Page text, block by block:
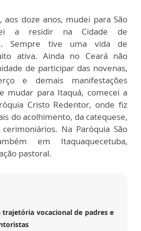
aos doze anos, mudei para São
a residir na Cidade de
Sempre tive uma vida de
ativa. Ainda no Ceará não
de participar das novenas,
e demais manifestações
mudar para Itaquá, comecei a
Cristo Redentor, onde fiz
do acolhimento, da catequese,
Na Paróquia São
em Itaquaquecetuba,
pastoral.
trajetória vocacional de padres e